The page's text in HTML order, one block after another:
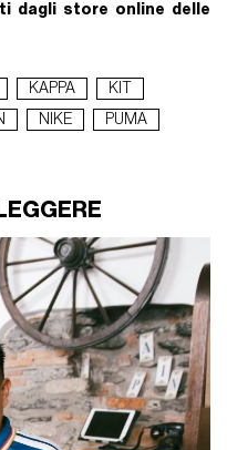
dagli store online delle
KAPPA
KIT
NIKE
PUMA